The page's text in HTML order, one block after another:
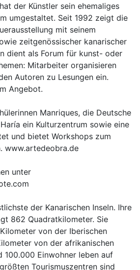
der Künstler sein ehemaliges
umgestaltet. Seit 1992 zeigt die
mit seinem
zeitgenössischer kanarischer
dient als Forum für kunst- oder
Mitarbeiter organisieren
Autoren zu Lesungen ein.
Angebot.
Manriques, die Deutsche
ein Kulturzentrum sowie eine
und bietet Workshops zum
www.artedeobra.de
unter
der Kanarischen Inseln. Ihre
862 Quadratkilometer. Sie
von der Iberischen
von der afrikanischen
100.000 Einwohner leben auf
Tourismuszentren sind